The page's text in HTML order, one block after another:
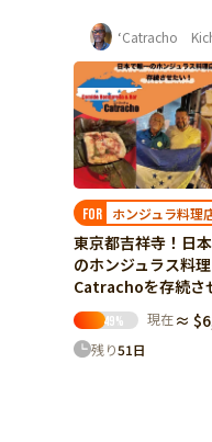
食農みらい塾
FOR 食と農の未来を
育てる。届ける。
学ぶ「食農みらい
ュニティ」を子ど
りたい！
70% 現在≈
残り54日